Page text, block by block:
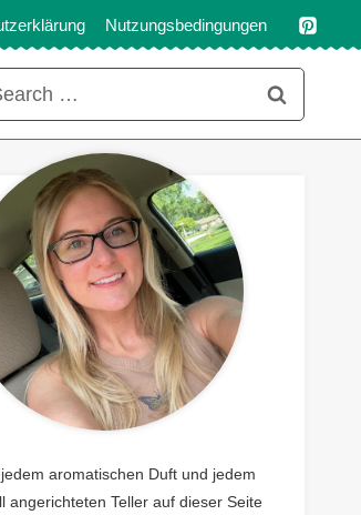
Nutzungsbedingungen
aromatischen Duft und jedem
angerichteten Teller auf dieser Seite